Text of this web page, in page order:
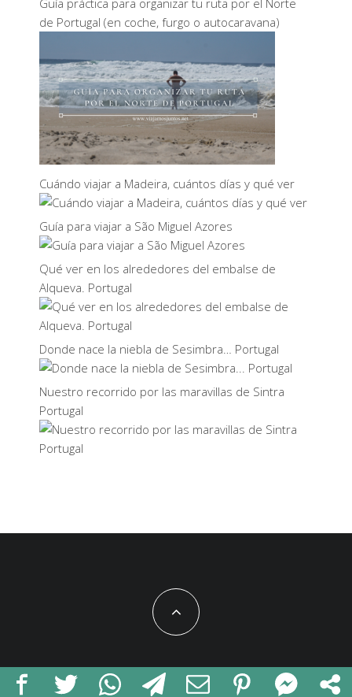
Guía práctica para organizar tu ruta por el Norte
de Portugal (en coche, furgo o autocaravana)
Cuándo viajar a Madeira, cuántos días y qué ver
Guía para viajar a São Miguel Azores
Qué ver en los alrededores del embalse de
Alqueva. Portugal
Donde nace la niebla de Sesimbra… Portugal
Nuestro recorrido por las maravillas de Sintra
Portugal